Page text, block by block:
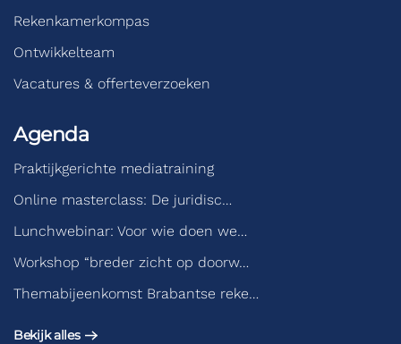
Rekenkamerkompas
Ontwikkelteam
Vacatures & offerteverzoeken
Agenda
Praktijkgerichte mediatraining
Online masterclass: De juridisc…
Lunchwebinar: Voor wie doen we…
Workshop “breder zicht op doorw…
Themabijeenkomst Brabantse reke…
Bekijk alles